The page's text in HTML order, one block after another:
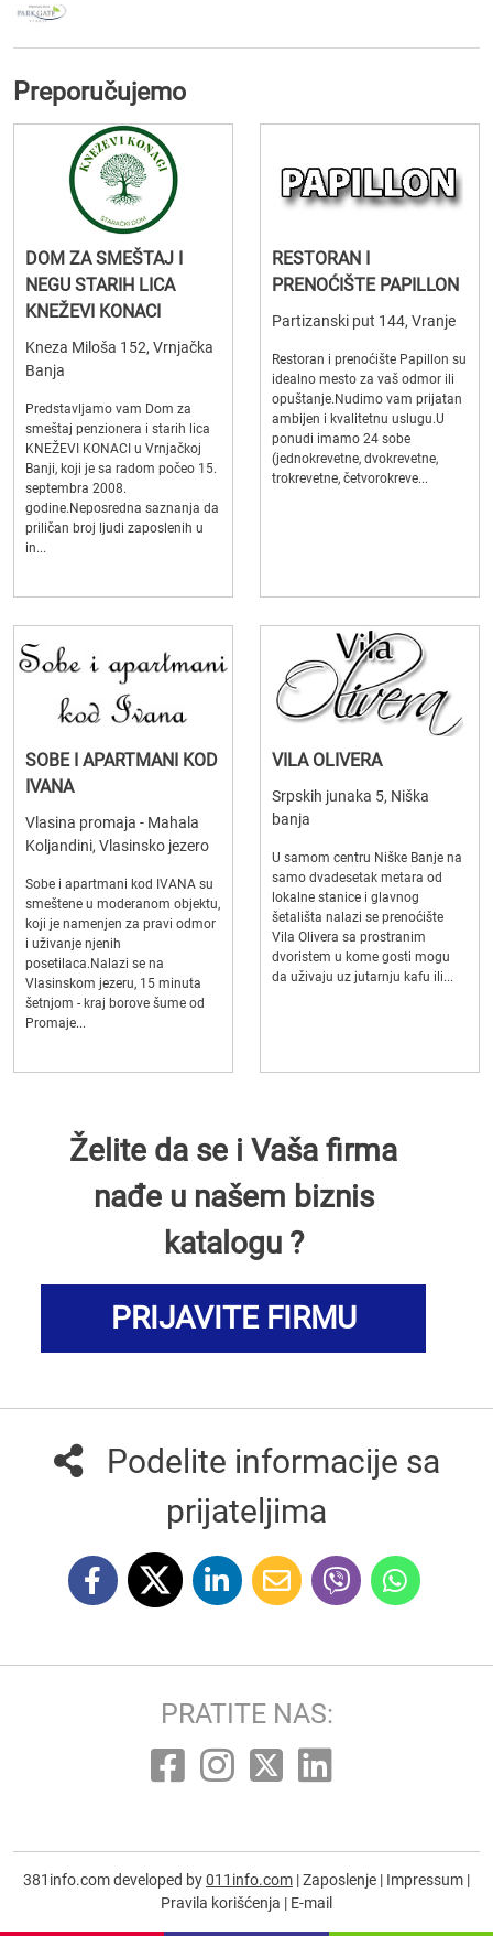
Preporučujemo
DOM ZA SMEŠTAJ I
NEGU STARIH LICA
KNEŽEVI KONACI
Kneza Miloša 152, Vrnjačka
Banja
Predstavljamo vam Dom za
smeštaj penzionera i starih lica
KNEŽEVI KONACI u Vrnjačkoj
Banji, koji je sa radom počeo 15.
septembra 2008.
godine.Neposredna saznanja da
priličan broj ljudi zaposlenih u
in...
RESTORAN I
PRENOĆIŠTE PAPILLON
Partizanski put 144, Vranje
Restoran i prenoćište Papillon su
idealno mesto za vaš odmor ili
opuštanje.Nudimo vam prijatan
ambijen i kvalitetnu uslugu.U
ponudi imamo 24 sobe
(jednokrevetne, dvokrevetne,
trokrevetne, četvorokreve...
SOBE I APARTMANI KOD
IVANA
Vlasina promaja - Mahala
Koljandini, Vlasinsko jezero
Sobe i apartmani kod IVANA su
smeštene u moderanom objektu,
koji je namenjen za pravi odmor
i uživanje njenih
posetilaca.Nalazi se na
Vlasinskom jezeru, 15 minuta
šetnjom - kraj borove šume od
Promaje...
VILA OLIVERA
Srpskih junaka 5, Niška
banja
U samom centru Niške Banje na
samo dvadesetak metara od
lokalne stanice i glavnog
šetališta nalazi se prenoćište
Vila Olivera sa prostranim
dvoristem u kome gosti mogu
da uživaju uz jutarnju kafu ili...
Želite da se i Vaša firma
nađe u našem biznis
katalogu ?
PRIJAVITE FIRMU
Podelite informacije sa
prijateljima
PRATITE NAS:
381info.com developed by011info.com |Zaposlenje | Impressum |
Pravila korišćenja | E-mail